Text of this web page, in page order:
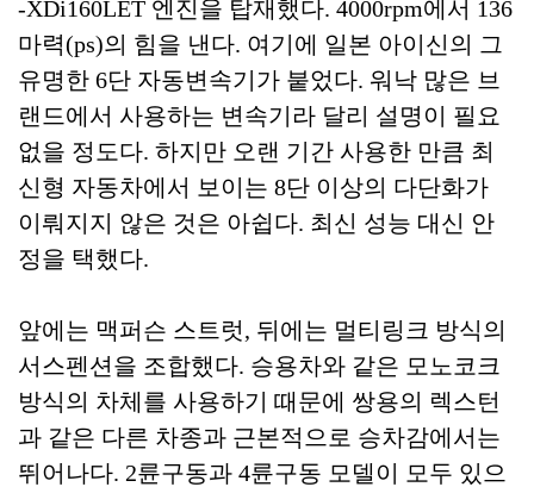
-XDi160LET 엔진을 탑재했다. 4000rpm에서 136
마력(ps)의 힘을 낸다. 여기에 일본 아이신의 그
유명한 6단 자동변속기가 붙었다. 워낙 많은 브
랜드에서 사용하는 변속기라 달리 설명이 필요
없을 정도다. 하지만 오랜 기간 사용한 만큼 최
신형 자동차에서 보이는 8단 이상의 다단화가
이뤄지지 않은 것은 아쉽다. 최신 성능 대신 안
정을 택했다.
앞에는 맥퍼슨 스트럿, 뒤에는 멀티링크 방식의
서스펜션을 조합했다. 승용차와 같은 모노코크
방식의 차체를 사용하기 때문에 쌍용의 렉스턴
과 같은 다른 차종과 근본적으로 승차감에서는
뛰어나다. 2륜구동과 4륜구동 모델이 모두 있으